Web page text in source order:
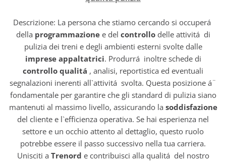
Descrizione: La persona che stiamo cercando si occuperá
della programmazionee del controllodelle attivitá di
pulizia dei treni e degli ambienti esterni svolte dalle
imprese appaltatrici. Produrrá inoltre schede di
controllo qualitá , analisi, reportistica ed eventuali
segnalazioni inerenti all`attivitá svolta. Questa posizione á¨
fondamentale per garantire che gli standard di pulizia siano
mantenuti al massimo livello, assicurando la soddisfazione
del cliente e l`efficienza operativa. Se hai esperienza nel
settore e un occhio attento al dettaglio, questo ruolo
potrebbe essere il passo successivo nella tua carriera.
Unisciti a Trenord e contribuisci alla qualitá del nostro